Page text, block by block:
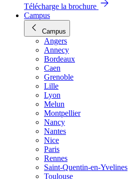
Télécharge la brochure
Campus
Campus
Angers
Annecy
Bordeaux
Caen
Grenoble
Lille
Lyon
Melun
Montpellier
Nancy
Nantes
Nice
Paris
Rennes
Saint-Quentin-en-Yvelines
Toulouse